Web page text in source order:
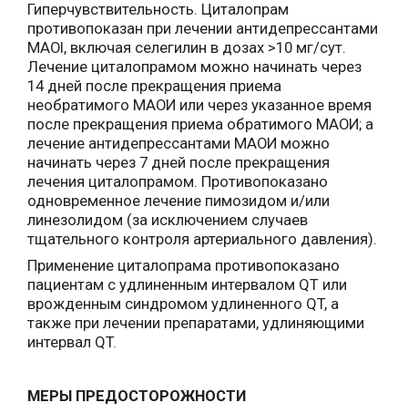
Гиперчувствительность. Циталопрам
противопоказан при лечении антидепрессантами
MAOI, включая селегилин в дозах >10 мг/сут.
Лечение циталопрамом можно начинать через
14 дней после прекращения приема
необратимого МАОИ или через указанное время
после прекращения приема обратимого МАОИ; а
лечение антидепрессантами МАОИ можно
начинать через 7 дней после прекращения
лечения циталопрамом. Противопоказано
одновременное лечение пимозидом и/или
линезолидом (за исключением случаев
тщательного контроля артериального давления).
Применение циталопрама противопоказано
пациентам с удлиненным интервалом QT или
врожденным синдромом удлиненного QT, а
также при лечении препаратами, удлиняющими
интервал QT.
МЕРЫ ПРЕДОСТОРОЖНОСТИ